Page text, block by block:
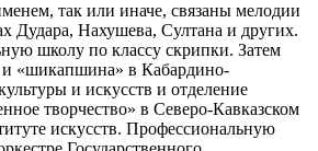
так или иначе, связаны мелодии
Дудара, Нахушева, Султана и других.
школу по классу скрипки. Затем
и «шикапшина» в Кабардино-
и искусств и отделение
творчество» в Северо-Кавказском
искусств. Профессиональную